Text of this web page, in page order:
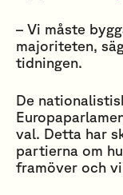
– Vi måste
majoriteten,
tidningen.
De
val. Detta har
partierna om
framöver och